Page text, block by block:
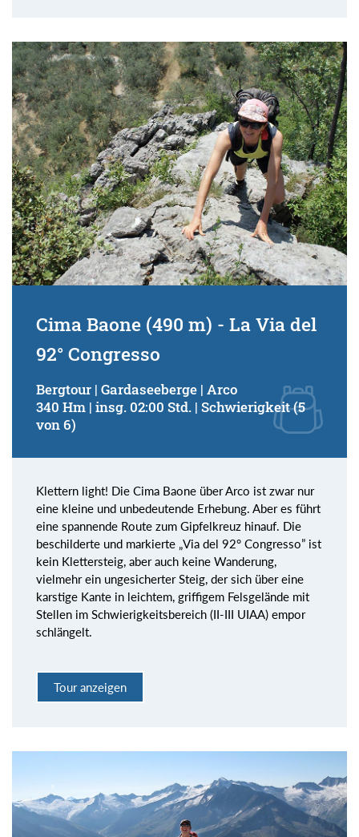
Cima Baone (490 m) - La Via del
92° Congresso
Bergtour | Gardaseeberge | Arco
340 Hm | insg. 02:00 Std. | Schwierigkeit (5
von 6)
Klettern light! Die Cima Baone über Arco ist zwar nur
eine kleine und unbedeutende Erhebung. Aber es führt
eine spannende Route zum Gipfelkreuz hinauf. Die
beschilderte und markierte „Via del 92° Congresso” ist
kein Klettersteig, aber auch keine Wanderung,
vielmehr ein ungesicherter Steig, der sich über eine
karstige Kante in leichtem, griffigem Felsgelände mit
Stellen im Schwierigkeitsbereich (II-III UIAA) empor
schlängelt.
Tour anzeigen